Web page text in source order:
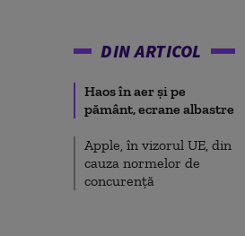
DIN ARTICOL
Haos în aer și pe
pământ, ecrane albastre
Apple, în vizorul UE, din
cauza normelor de
concurență